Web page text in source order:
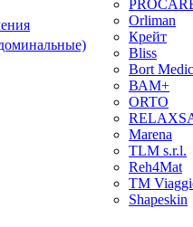
Orliman
Крейт
Bliss
Bort
ВАМ+
ORTO
Marena
TLM s.r.l.
Reh4Mat
TM
Shapeskin